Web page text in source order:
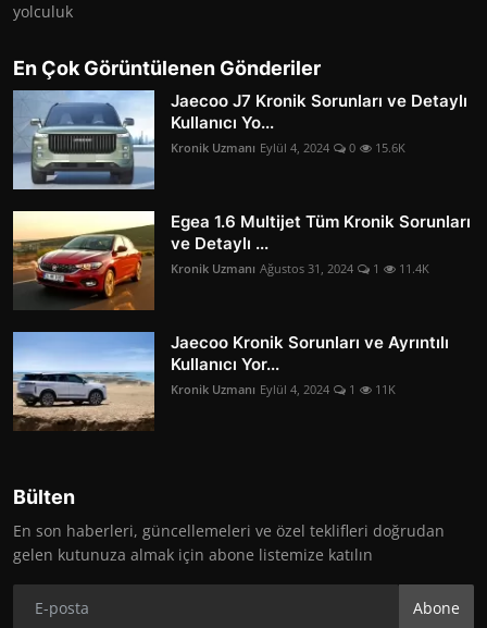
yolculuk
En Çok Görüntülenen Gönderiler
Jaecoo J7 Kronik Sorunları ve Detaylı
Kullanıcı Yo...
Kronik Uzmanı Eylül 4, 2024 0 15.6K
Egea 1.6 Multijet Tüm Kronik Sorunları
ve Detaylı ...
Kronik Uzmanı Ağustos 31, 2024 1 11.4K
Jaecoo Kronik Sorunları ve Ayrıntılı
Kullanıcı Yor...
Kronik Uzmanı Eylül 4, 2024 1 11K
Bülten
En son haberleri, güncellemeleri ve özel teklifleri doğrudan
gelen kutunuza almak için abone listemize katılın
Abone